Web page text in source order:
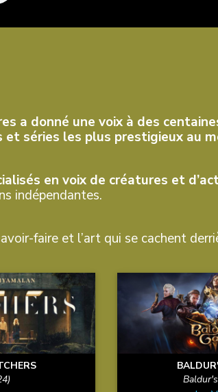
a donné une voix à des
séries les plus prestigieux au
en voix de créatures et
indépendantes.
faire et l’art qui se cachent